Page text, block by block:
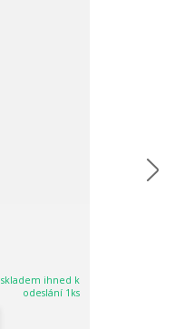
skladem ihned k
odeslání 1ks